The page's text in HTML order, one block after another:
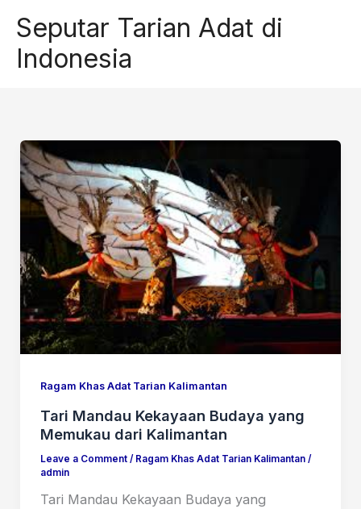
content
Seputar Tarian Adat di
Indonesia
Ragam Khas Adat Tarian Kalimantan
Tari Mandau Kekayaan Budaya yang
Memukau dari Kalimantan
Leave a Comment / Ragam Khas Adat Tarian Kalimantan/
admin
Tari Mandau Kekayaan Budaya yang